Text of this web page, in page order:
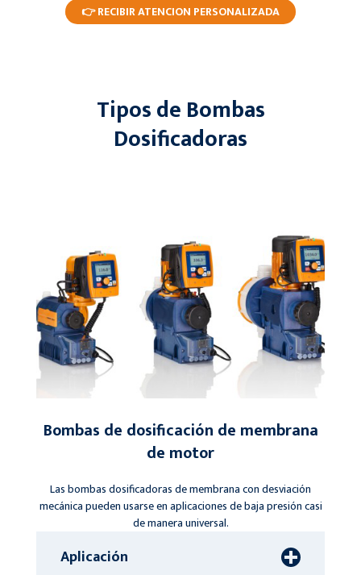
👉 RECIBIR ATENCION PERSONALIZADA
Tipos de Bombas
Dosificadoras
Bombas de dosificación de membrana
de motor
Las bombas dosificadoras de membrana con desviación
mecánica pueden usarse en aplicaciones de baja presión casi
de manera universal.
Aplicación